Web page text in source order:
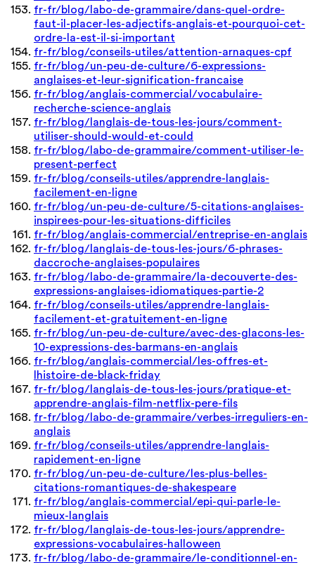
fr-fr/blog/labo-de-grammaire/dans-quel-ordre-
faut-il-placer-les-adjectifs-anglais-et-pourquoi-cet-
ordre-la-est-il-si-important
fr-fr/blog/conseils-utiles/attention-arnaques-cpf
fr-fr/blog/un-peu-de-culture/6-expressions-
anglaises-et-leur-signification-francaise
fr-fr/blog/anglais-commercial/vocabulaire-
recherche-science-anglais
fr-fr/blog/langlais-de-tous-les-jours/comment-
utiliser-should-would-et-could
fr-fr/blog/labo-de-grammaire/comment-utiliser-le-
present-perfect
fr-fr/blog/conseils-utiles/apprendre-langlais-
facilement-en-ligne
fr-fr/blog/un-peu-de-culture/5-citations-anglaises-
inspirees-pour-les-situations-difficiles
fr-fr/blog/anglais-commercial/entreprise-en-anglais
fr-fr/blog/langlais-de-tous-les-jours/6-phrases-
daccroche-anglaises-populaires
fr-fr/blog/labo-de-grammaire/la-decouverte-des-
expressions-anglaises-idiomatiques-partie-2
fr-fr/blog/conseils-utiles/apprendre-langlais-
facilement-et-gratuitement-en-ligne
fr-fr/blog/un-peu-de-culture/avec-des-glacons-les-
10-expressions-des-barmans-en-anglais
fr-fr/blog/anglais-commercial/les-offres-et-
lhistoire-de-black-friday
fr-fr/blog/langlais-de-tous-les-jours/pratique-et-
apprendre-anglais-film-netflix-pere-fils
fr-fr/blog/labo-de-grammaire/verbes-irreguliers-en-
anglais
fr-fr/blog/conseils-utiles/apprendre-langlais-
rapidement-en-ligne
fr-fr/blog/un-peu-de-culture/les-plus-belles-
citations-romantiques-de-shakespeare
fr-fr/blog/anglais-commercial/epi-qui-parle-le-
mieux-langlais
fr-fr/blog/langlais-de-tous-les-jours/apprendre-
expressions-vocabulaires-halloween
fr-fr/blog/labo-de-grammaire/le-conditionnel-en-